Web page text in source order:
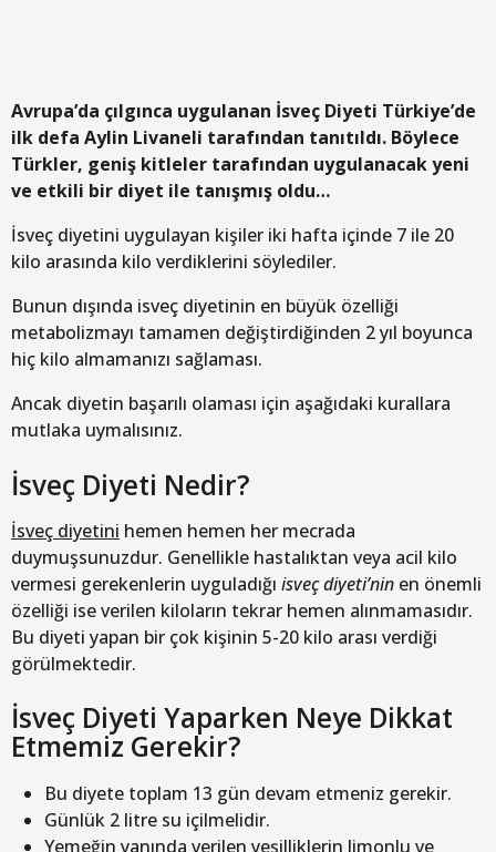
Avrupa’da çılgınca uygulanan İsveç Diyeti Türkiye’de
ilk defa Aylin Livaneli tarafından tanıtıldı. Böylece
Türkler, geniş kitleler tarafından uygulanacak yeni
ve etkili bir diyet ile tanışmış oldu…
İsveç diyetini uygulayan kişiler iki hafta içinde 7 ile 20
kilo arasında kilo verdiklerini söylediler.
Bunun dışında isveç diyetinin en büyük özelliği
metabolizmayı tamamen değiştirdiğinden 2 yıl boyunca
hiç kilo almamanızı sağlaması.
Ancak diyetin başarılı olaması için aşağıdaki kurallara
mutlaka uymalısınız.
İsveç Diyeti Nedir?
İsveç diyetini hemen hemen her mecrada
duymuşsunuzdur. Genellikle hastalıktan veya acil kilo
vermesi gerekenlerin uyguladığı isveç diyeti’nin en önemli
özelliği ise verilen kiloların tekrar hemen alınmamasıdır.
Bu diyeti yapan bir çok kişinin 5-20 kilo arası verdiği
görülmektedir.
İsveç Diyeti Yaparken Neye Dikkat
Etmemiz Gerekir?
Bu diyete toplam 13 gün devam etmeniz gerekir.
Günlük 2 litre su içilmelidir.
Yemeğin yanında verilen yeşilliklerin limonlu ve